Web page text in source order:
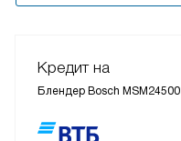
Кредит на
Блендер Bosch MSM24500